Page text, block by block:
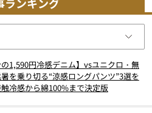
の1,590円冷感デニム】vsユニクロ・無
を乗り切る“涼感ロングパンツ”3選を
冷感から綿100%まで決定版